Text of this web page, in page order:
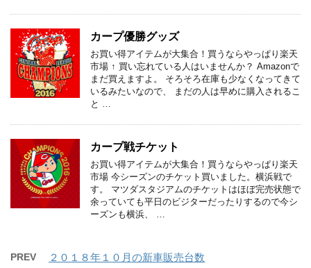
カープ優勝グッズ
お買い得アイテムが大集合！買うならやっぱり楽天
市場 ↑ 買い忘れている人はいませんか？ Amazonで
まだ買えますよ。 そろそろ在庫も少なくなってきて
いるみたいなので、 まだの人は早めに購入されるこ
と …
カープ戦チケット
お買い得アイテムが大集合！買うならやっぱり楽天
市場 今シーズンのチケット買いました。横浜戦で
す。 マツダスタジアムのチケットはほぼ完売状態で
余っていても平日のビジターだったりするので今シ
ーズンも横浜、 …
PREV ２０１８年１０月の新車販売台数